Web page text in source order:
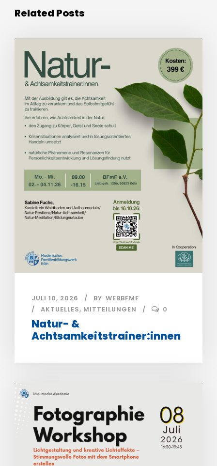
Related Posts
JULI 10, 2026 BY WEBBFMF
AKTUELLES, MITTEILUNGEN 0
Natur- &
Achtsamkeitstrainer:innen